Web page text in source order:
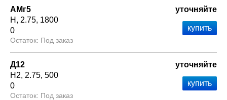
АМг5
Н
2.75 1800
0
Под заказ
уточняйте
Д12
Н2 2.75 500
0
Под заказ
уточняйте